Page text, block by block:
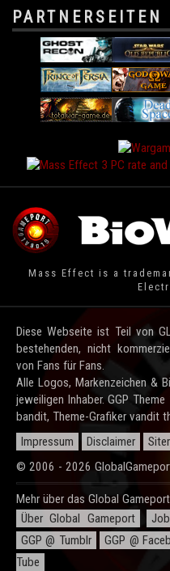
PARTNERSEITEN
Mass Effect is a
Diese Webseite ist Teil von
bestehenden, nicht
von Fans für Fans.
Alle Logos, Markenzeichen &
jeweiligen Inhaber. GGP
bandit, Theme-Grafiker vandit
Impressum
Disclaimer
© 2006 - 2026
Mehr über das Global
Über Global Gameport
GGP @ Tumblr
GGP @
Tube